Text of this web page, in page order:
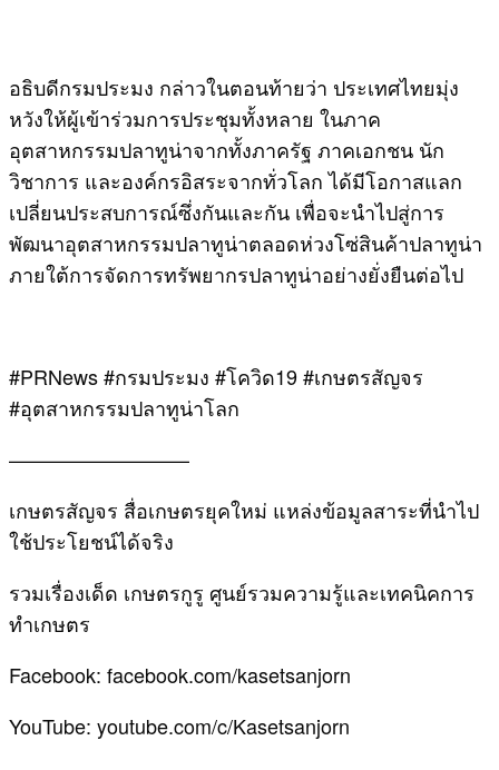
​อธิบดีกรมประมง กล่าวในตอนท้ายว่า ประเทศไทยมุ่ง
หวังให้ผู้เข้าร่วมการประชุมทั้งหลาย ในภาค
อุตสาหกรรมปลาทูน่าจากทั้งภาครัฐ ภาคเอกชน นัก
วิชาการ และองค์กรอิสระจากทั่วโลก ได้มีโอกาสแลก
เปลี่ยนประสบการณ์ซึ่งกันและกัน เพื่อจะนำไปสู่การ
พัฒนาอุตสาหกรรมปลาทูน่าตลอดห่วงโซ่สินค้าปลาทูน่า
ภายใต้การจัดการทรัพยากรปลาทูน่าอย่างยั่งยืนต่อไป
#PRNews #กรมประมง #โควิด19 #เกษตรสัญจร
#อุตสาหกรรมปลาทูน่าโลก
—————————
เกษตรสัญจร สื่อเกษตรยุคใหม่ แหล่งข้อมูลสาระที่นำไป
ใช้ประโยชน์ได้จริง
รวมเรื่องเด็ด เกษตรกูรู ศูนย์รวมความรู้และเทคนิคการ
ทำเกษตร
Facebook: facebook.com/kasetsanjorn
YouTube: youtube.com/c/Kasetsanjorn